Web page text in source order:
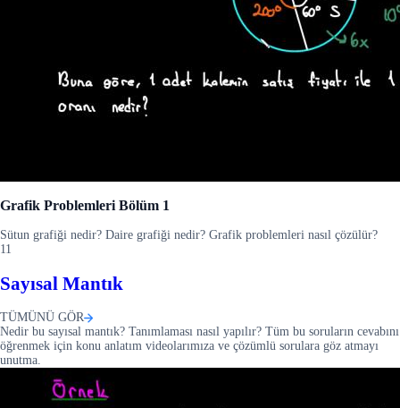
Grafik Problemleri Bölüm 1
Sütun grafiği nedir? Daire grafiği nedir? Grafik problemleri nasıl çözülür?
11
Sayısal Mantık
TÜMÜNÜ GÖR
Nedir bu sayısal mantık? Tanımlaması nasıl yapılır? Tüm bu soruların cevabını
öğrenmek için konu anlatım videolarımıza ve çözümlü sorulara göz atmayı
unutma.